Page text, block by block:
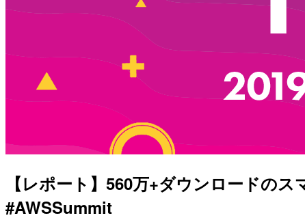
【レポート】560万+ダウンロードの
#AWSSummit